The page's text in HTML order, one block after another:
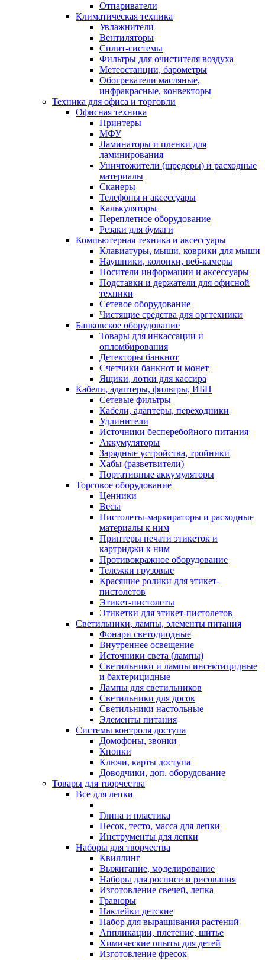
Отпариватели
Климатическая техника
Увлажнители
Вентиляторы
Сплит-системы
Фильтры для очистителя воздуха
Метеостанции, барометры
Обогреватели масляные,
инфракрасные, конвекторы
Техника для офиса и торговли
Офисная техника
Принтеры
МФУ
Ламинаторы и пленки для
ламинирования
Уничтожители (шредеры) и расходные
материалы
Сканеры
Телефоны и аксессуары
Калькуляторы
Переплетное оборудование
Резаки для бумаги
Компьютерная техника и аксессуары
Клавиатуры, мыши, коврики для мыши
Наушники, колонки, веб-камеры
Носители информации и аксессуары
Подставки и держатели для офисной
техники
Сетевое оборудование
Чистящие средства для оргтехники
Банковское оборудование
Товары для инкассации и
опломбирования
Детекторы банкнот
Счетчики банкнот и монет
Ящики, лотки для кассира
Кабели, адаптеры, фильтры, ИБП
Сетевые фильтры
Кабели, адаптеры, переходники
Удлинители
Источники бесперебойного питания
Аккумуляторы
Зарядные устройства, тройники
Хабы (разветвители)
Портативные аккумуляторы
Торговое оборудование
Ценники
Весы
Пистолеты-маркираторы и расходные
материалы к ним
Принтеры печати этикеток и
картриджи к ним
Противокражное оборудование
Тележки грузовые
Красящие ролики для этикет-
пистолетов
Этикет-пистолеты
Этикетки для этикет-пистолетов
Светильники, лампы, элементы питания
Фонари светодиодные
Внутреннее освещение
Источники света (лампы)
Светильники и лампы инсектицидные
и бактерицидные
Лампы для светильников
Светильники для досок
Светильники настольные
Элементы питания
Системы контроля доступа
Домофоны, звонки
Кнопки
Ключи, карты доступа
Доводчики, доп. оборудование
Товары для творчества
Все для лепки
Глина и пластика
Песок, тесто, масса для лепки
Инструменты для лепки
Наборы для творчества
Квиллинг
Выжигание, моделирование
Наборы для росписи и рисования
Изготовление свечей, лепка
Гравюры
Наклейки детские
Набор для выращивания растений
Аппликации, плетение, шитье
Химические опыты для детей
Изготовление фресок